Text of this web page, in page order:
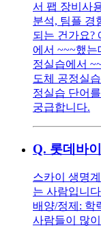
서 팹 장비사
분석, 팀플 경
되는 건가요?
에서 ~~~했
정실습에서
도체 공정실
정실습 단어
궁급합니다.
Q. 롯데바
스카이 생명
는 사람입니
배양/정제: 학
사람들이 많